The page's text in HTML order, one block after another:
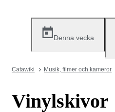
Denna vecka
Catawiki Musik, filmer och kameror
Vinylskivor